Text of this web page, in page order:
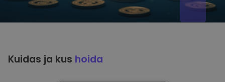
Kuidas ja kus hoida